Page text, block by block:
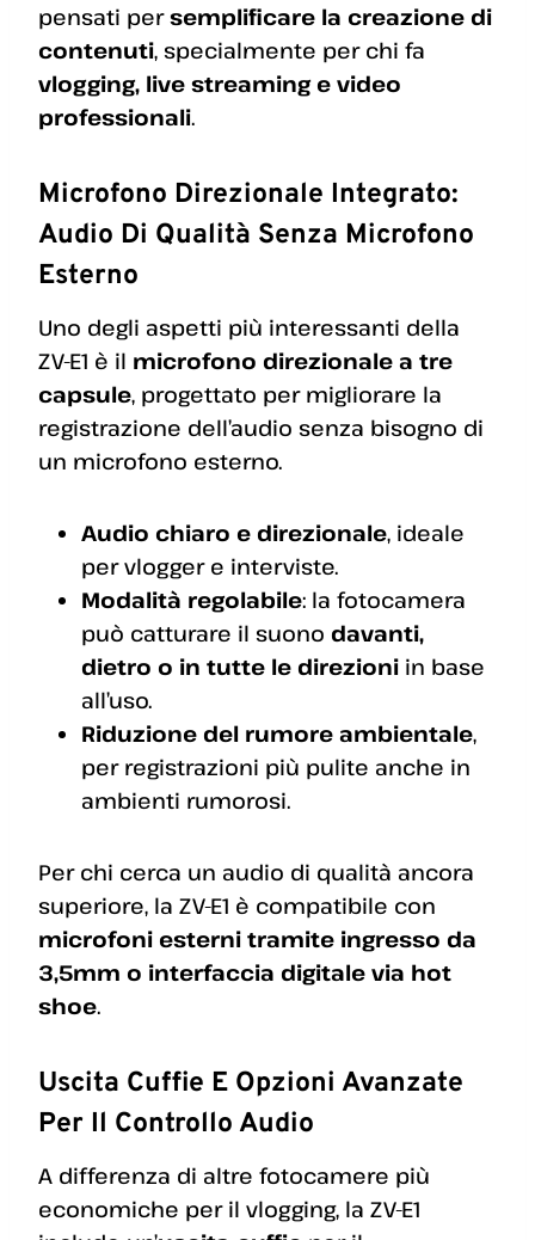
pensati persemplificare la creazione di
contenuti, specialmente per chi fa
vlogging, live streaming e video
professionali.
Microfono Direzionale Integrato:
Audio Di Qualità Senza Microfono
Esterno
Uno degli aspetti più interessanti della
ZV-E1 è il microfono direzionale a tre
capsule, progettato per migliorare la
registrazione dell’audio senza bisogno di
un microfono esterno.
Audio chiaro e direzionale, ideale
per vlogger e interviste.
Modalità regolabile: la fotocamera
può catturare il suono davanti,
dietro o in tutte le direzioni in base
all’uso.
Riduzione del rumore ambientale,
per registrazioni più pulite anche in
ambienti rumorosi.
Per chi cerca un audio di qualità ancora
superiore, la ZV-E1 è compatibile con
microfoni esterni tramite ingresso da
3,5mm o interfaccia digitale via hot
shoe.
Uscita Cuffie E Opzioni Avanzate
Per Il Controllo Audio
A differenza di altre fotocamere più
economiche per il vlogging, la ZV-E1